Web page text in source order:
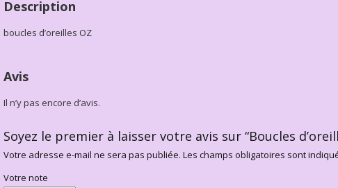
Description
boucles d’oreilles OZ
Avis
Il n’y pas encore d’avis.
Soyez le premier à laisser votre avis sur “Boucles
Votre adresse e-mail ne sera pas publiée. Les champs obligatoires sont
Votre note